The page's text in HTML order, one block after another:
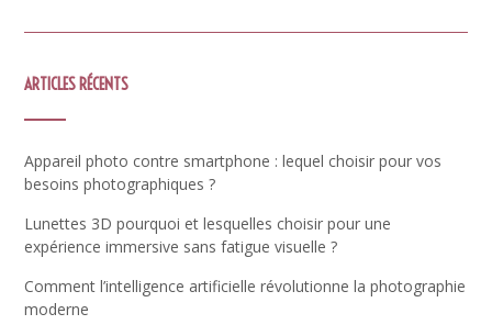
ARTICLES RÉCENTS
Appareil photo contre smartphone : lequel choisir pour vos
besoins photographiques ?
Lunettes 3D pourquoi et lesquelles choisir pour une
expérience immersive sans fatigue visuelle ?
Comment l’intelligence artificielle révolutionne la photographie
moderne